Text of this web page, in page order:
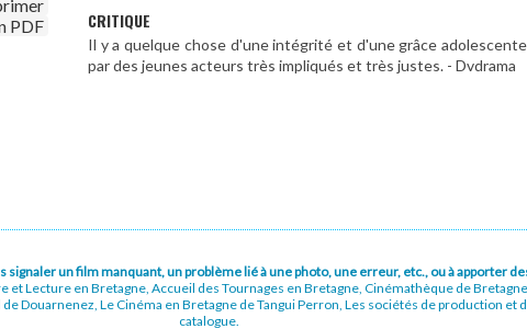
PDF
CRITIQUE
Il y a quelque chose d'une intégrité et d'une grâce
par des jeunes acteurs très impliqués et très justes. - Dvdrama
signaler un film manquant, un problème lié à une photo, une erreur, etc., ou à apporter
et Lecture en Bretagne, Accueil des Tournages en Bretagne, Cinémathèque de
Douarnenez, Le Cinéma en Bretagne de Tangui Perron, Les sociétés de production et
catalogue.